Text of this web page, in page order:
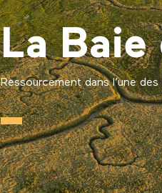
La Baie
Ressourcement dans l’une